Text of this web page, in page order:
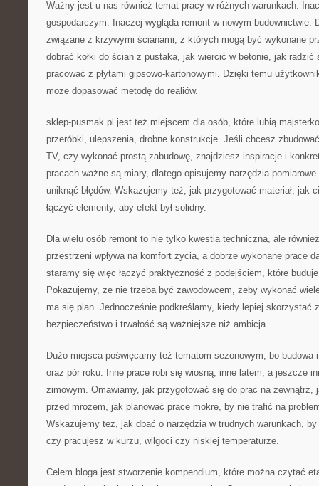
Ważny jest u nas również temat pracy w różnych warunkach.
gospodarczym. Inaczej wygląda remont w nowym budownictwie.
związane z krzywymi ścianami, z których mogą być wykonane
dobrać kołki do ścian z pustaka, jak wiercić w betonie, jak radzić
pracować z płytami gipsowo-kartonowymi. Dzięki temu
może dopasować metodę do realiów.
sklep-pusmak.pl jest też miejscem dla osób, które lubią
przeróbki, ulepszenia, drobne konstrukcje. Jeśli chcesz
TV, czy wykonać prostą zabudowę, znajdziesz inspiracje i
pracach ważne są miary, dlatego opisujemy narzędzia
uniknąć błędów. Wskazujemy też, jak przygotować materiał, jak
łączyć elementy, aby efekt był solidny.
Dla wielu osób remont to nie tylko kwestia techniczna, ale
przestrzeni wpływa na komfort życia, a dobrze wykonane prace
staramy się więc łączyć praktyczność z podejściem, które
Pokazujemy, że nie trzeba być zawodowcem, żeby wykonać
ma się plan. Jednocześnie podkreślamy, kiedy lepiej skorzystać
bezpieczeństwo i trwałość są ważniejsze niż ambicja.
Dużo miejsca poświęcamy też tematom sezonowym, bo budowa
oraz pór roku. Inne prace robi się wiosną, inne latem, a jeszcze
zimowym. Omawiamy, jak przygotować się do prac na zewnątrz,
przed mrozem, jak planować prace mokre, by nie trafić na
Wskazujemy też, jak dbać o narzędzia w trudnych warunkach, by
czy pracujesz w kurzu, wilgoci czy niskiej temperaturze.
Celem bloga jest stworzenie kompendium, które można czytać